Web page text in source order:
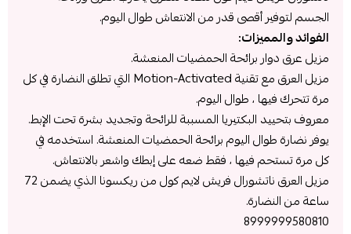
الجسم لتوفير أقصى قدر من الانتعاش طوال اليوم.
الفوائد والمميزات:
مزيل عرق دوار برائحة الحمضيات المنعشة.
مزيل العرق مع تقنية Motion-Activated التي تطلق النضارة في كل
مرة تتحرك فيها ، طوال اليوم.
معروف بتحييد البكتيريا المسببة للرائحة وتجديد بشرة تحت الإبط.
يوفر نضارة طوال اليوم برائحة الحمضيات المنعشة. استخدمه في
كل مرة تستحم فيها ، فقط ضعه على إبطك واشعر بالانتعاش.
مزيل العرق ناتشورال فريش لايم كول من ريكسونا الذي يضمن 72
ساعة من النضارة.
8999999580810